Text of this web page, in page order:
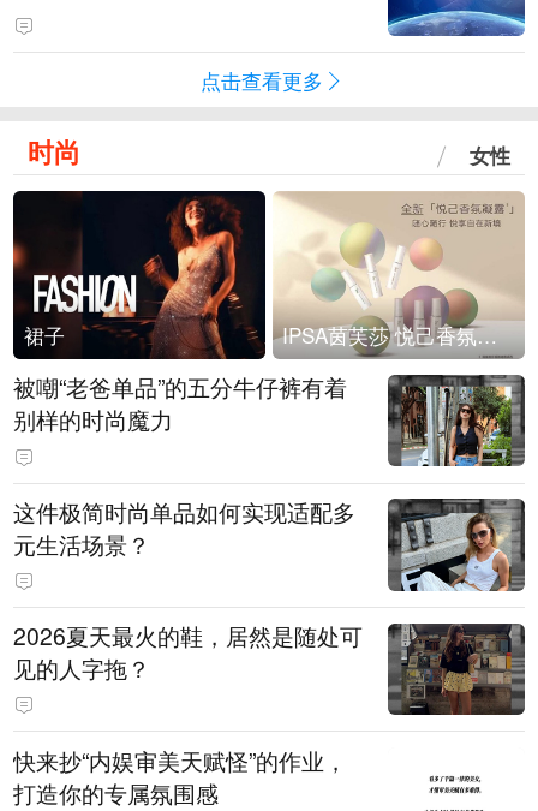
点击查看更多
时尚 女性
裙子 IPSA茵芙莎 悦己香氛凝露上市
被嘲“老爸单品”的五分牛仔裤有着
别样的时尚魔力
这件极简时尚单品如何实现适配多
元生活场景？
2026夏天最火的鞋，居然是随处可
见的人字拖？
快来抄“内娱审美天赋怪”的作业，
打造你的专属氛围感